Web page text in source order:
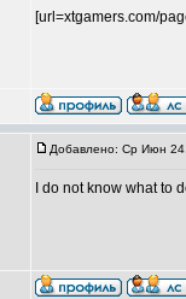
[url=xtgamers.com/
Добавлено: Ср Июн
I do not know what to